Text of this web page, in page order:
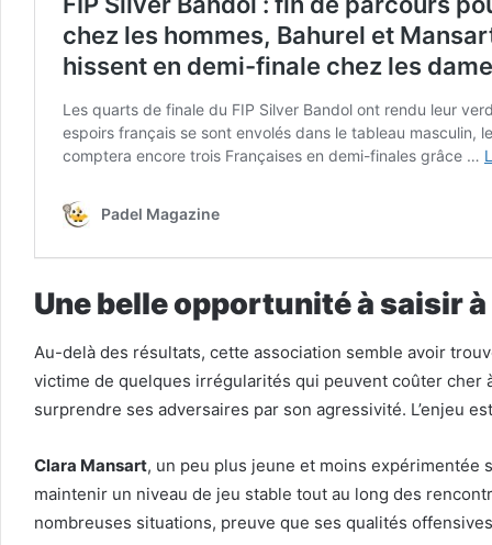
Une belle opportunité à saisir
Au-delà des résultats, cette association semble avoir
victime de quelques irrégularités qui peuvent coûter
surprendre ses adversaires par son agressivité. L’enjeu
Clara Mansart, un peu plus jeune et moins expérimentée
maintenir un niveau de jeu stable tout au long des
nombreuses situations, preuve que ses qualités